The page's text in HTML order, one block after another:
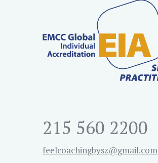
215 560 2200
feelcoachingbysz@gmail.com